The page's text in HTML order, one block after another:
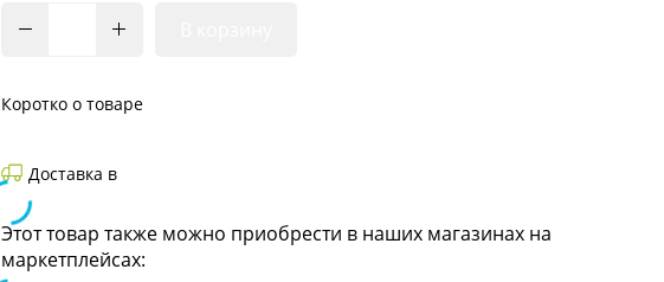
Коротко о товаре
Доставка в
Этот товар также можно приобрести в наших магазинах на
маркетплейсах: